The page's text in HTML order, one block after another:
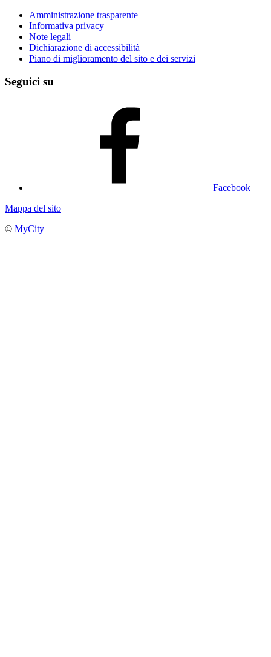
Amministrazione trasparente
Informativa privacy
Note legali
Dichiarazione di accessibilità
Piano di miglioramento del sito e dei servizi
Seguici su
Facebook
Mappa del sito
© MyCity